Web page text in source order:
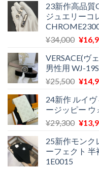
で
し
た。
23新作高品質
ジュエリーコ
¥34,000 元
価
格
は
で
し
た。
¥
VERSACE(ヴ
男性用 WJ-
¥25,500 元
価
格
は
で
し
¥
24新作 ルイ
ージッピー
¥29,300 元
価
格
¥
25新作モンク
ーフェクト
1E0015